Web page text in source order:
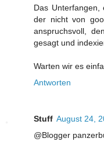
Das Unterfangen,
der nicht von
anspruchsvoll,
gesagt und
Warten wir es
Antworten
Stuff August 24,
@Blogger